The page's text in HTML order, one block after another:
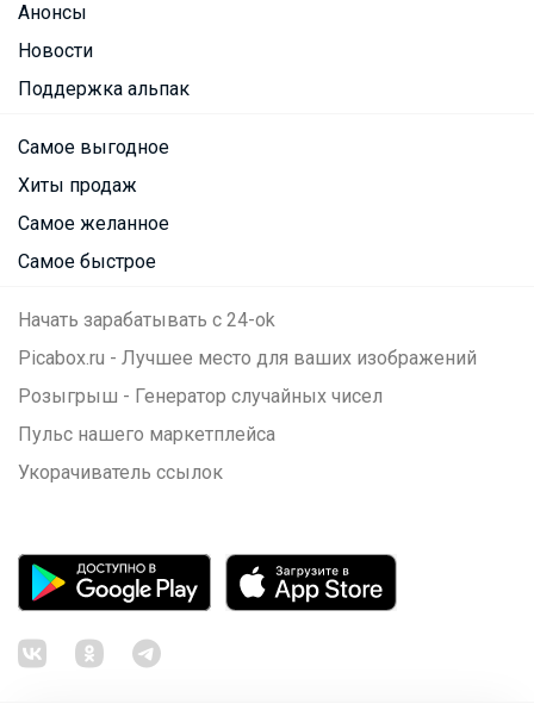
Анонсы
Новости
Поддержка альпак
Самое выгодное
Хиты продаж
Самое желанное
Самое быстрое
Начать зарабатывать с 24-ok
Picabox.ru - Лучшее место для ваших изображений
Розыгрыш - Генератор случайных чисел
Пульс нашего маркетплейса
Укорачиватель ссылок